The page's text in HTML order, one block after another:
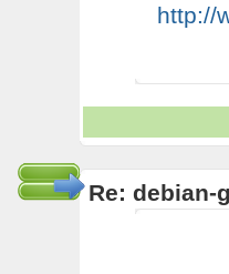
http://
Re: debian-